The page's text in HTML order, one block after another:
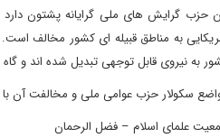
حزب گرایش های ملی گرایانه پشتون دارد
به مناطق قبیله ای کشور مخالف
به نیروی قابل توجهی تبدیل شده اند و
سکولار حزب عوامی ملی و مخالفت آن
علمای اسلام – فضل الرحمان